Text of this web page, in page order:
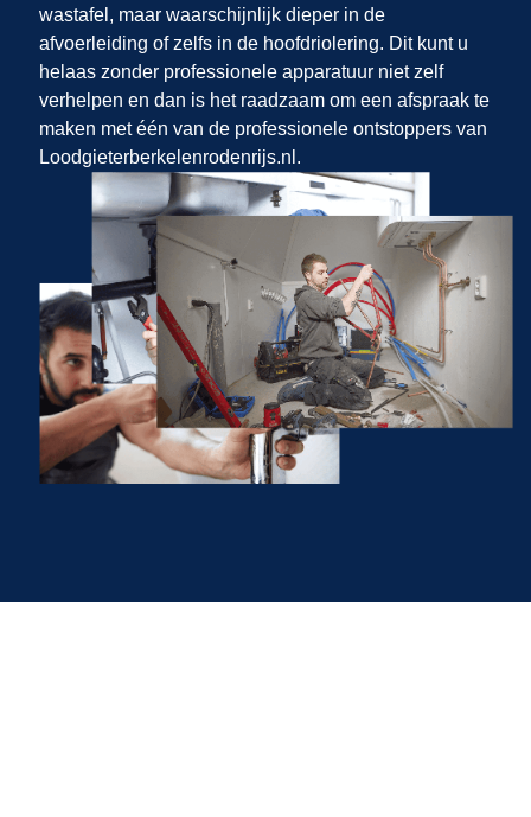
wastafel, maar waarschijnlijk dieper in de
afvoerleiding of zelfs in de hoofdriolering. Dit kunt u
helaas zonder professionele apparatuur niet zelf
verhelpen en dan is het raadzaam om een afspraak te
maken met één van de professionele ontstoppers van
Loodgieterberkelenrodenrijs.nl.